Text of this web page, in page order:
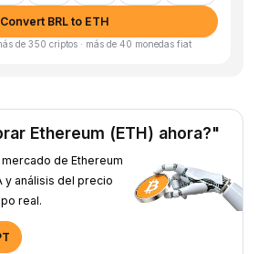
Convert BRL to ETH
de 350 criptos · más de 40 monedas fiat
Ethereum (ETH) ahora?"
de Ethereum
y análisis del precio
real.